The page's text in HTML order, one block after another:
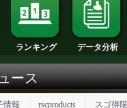
動画 ランキング